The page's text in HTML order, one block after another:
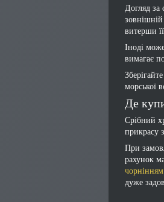
Догляд за
витерши
Іноді
вимагає
морської
Де
Срібний
прикрасу
При
рахунок
дуже